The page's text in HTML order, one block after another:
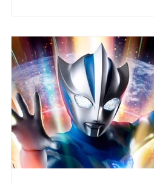
de futebol japonês: Cinderace
a liga oficial de futebol do
anunciou no dia 6 de julho
parceria co